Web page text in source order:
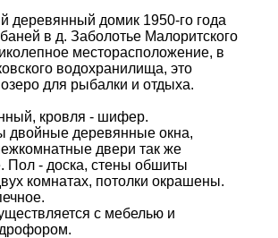
деревянный домик 1950-го года
в д. Заболотье Малоритского
месторасположение, в
водохранилища, это
для рыбалки и отдыха.
кровля - шифер.
двойные деревянные окна,
двери так же
Пол - доска, стены обшиты
комнатах, потолки окрашены.
с мебелью и